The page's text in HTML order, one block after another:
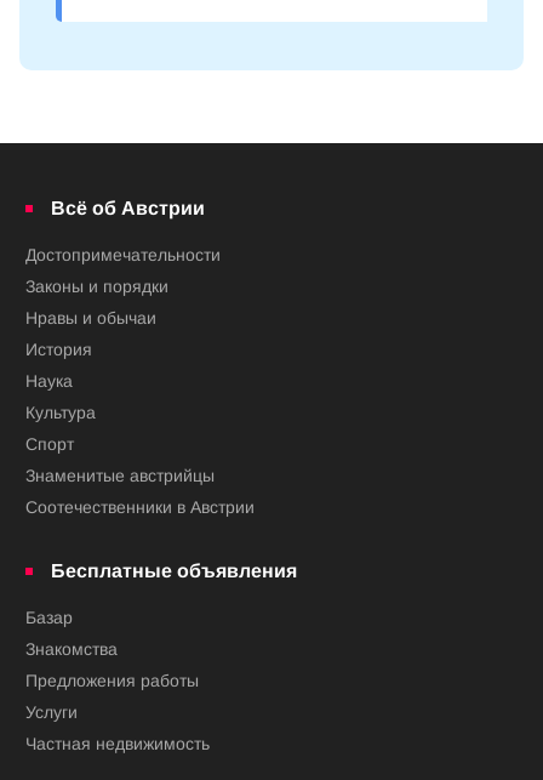
Всё об Австрии
Достопримечательности
Законы и порядки
Нравы и обычаи
История
Наука
Культура
Спорт
Знаменитые австрийцы
Соотечественники в Австрии
Бесплатные объявления
Базар
Знакомства
Предложения работы
Услуги
Частная недвижимость